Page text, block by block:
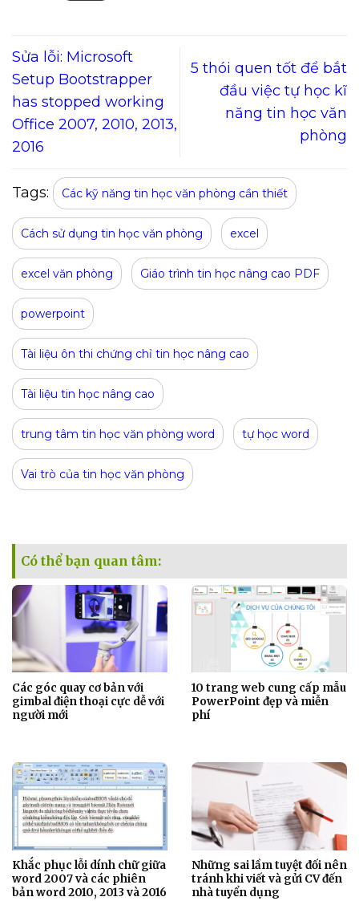
Sửa lỗi: Microsoft
Setup Bootstrapper
has stopped working
Office 2007, 2010, 2013,
2016
5 thói quen tốt để bắt
đầu việc tự học kĩ
năng tin học văn
phòng
Tags: Các kỹ năng tin học văn phòng cần thiết
Cách sử dụng tin học văn phòng excel
excel văn phòng Giáo trình tin học nâng cao PDF
powerpoint
Tài liệu ôn thi chứng chỉ tin học nâng cao
Tài liệu tin học nâng cao
trung tâm tin học văn phòng word tự học word
Vai trò của tin học văn phòng
Có thể bạn quan tâm:
Các góc quay cơ bản với
gimbal điện thoại cực dễ với
người mới
10 trang web cung cấp mẫu
PowerPoint đẹp và miễn
phí
Khắc phục lỗi dính chữ giữa
word 2007 và các phiên
bản word 2010, 2013 và 2016
Những sai lầm tuyệt đối nên
tránh khi viết và gửi CV đến
nhà tuyển dụng